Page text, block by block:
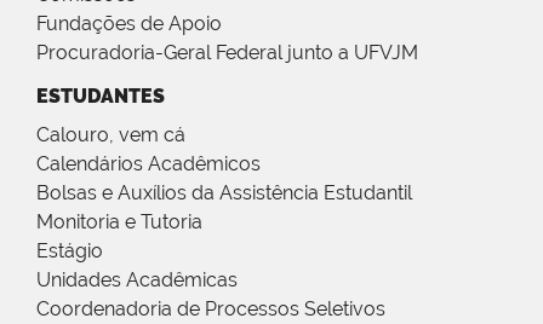
Fundações de Apoio
Procuradoria-Geral Federal junto a UFVJM
ESTUDANTES
Calouro, vem cá
Calendários Acadêmicos
Bolsas e Auxílios da Assistência Estudantil
Monitoria e Tutoria
Estágio
Unidades Acadêmicas
Coordenadoria de Processos Seletivos